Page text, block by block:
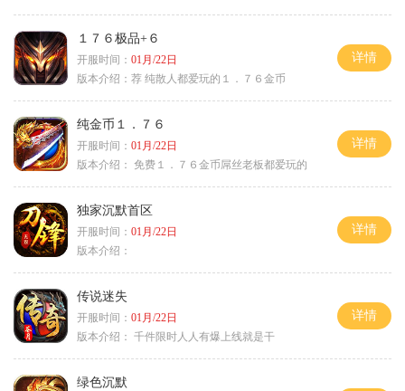
１７６极品+６
开服时间： 01月/22日
版本介绍： 荐 纯散人都爱玩的１．７６金币
详情
纯金币１．７６
开服时间： 01月/22日
版本介绍： 免费１．７６金币屌丝老板都爱玩的
详情
独家沉默首区
开服时间： 01月/22日
版本介绍：
详情
传说迷失
开服时间： 01月/22日
版本介绍： 千件限时人人有爆上线就是干
详情
绿色沉默